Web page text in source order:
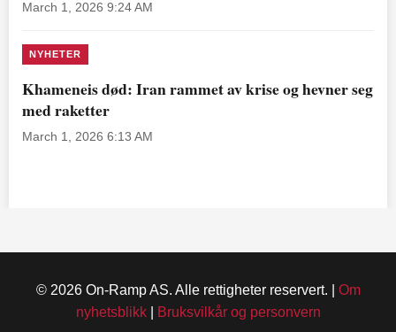
March 1, 2026 9:24 AM
NYHETER
Khameneis død: Iran rammet av krise og hevner seg
med raketter
March 1, 2026 6:13 AM
© 2026 On-Ramp AS. Alle rettigheter reservert. | Om
nyhetsblikk| Bruksvilkår og personvern